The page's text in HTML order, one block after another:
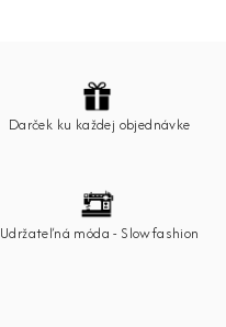
Darček ku každej objednávke
Udržateľná móda - Slowfashion